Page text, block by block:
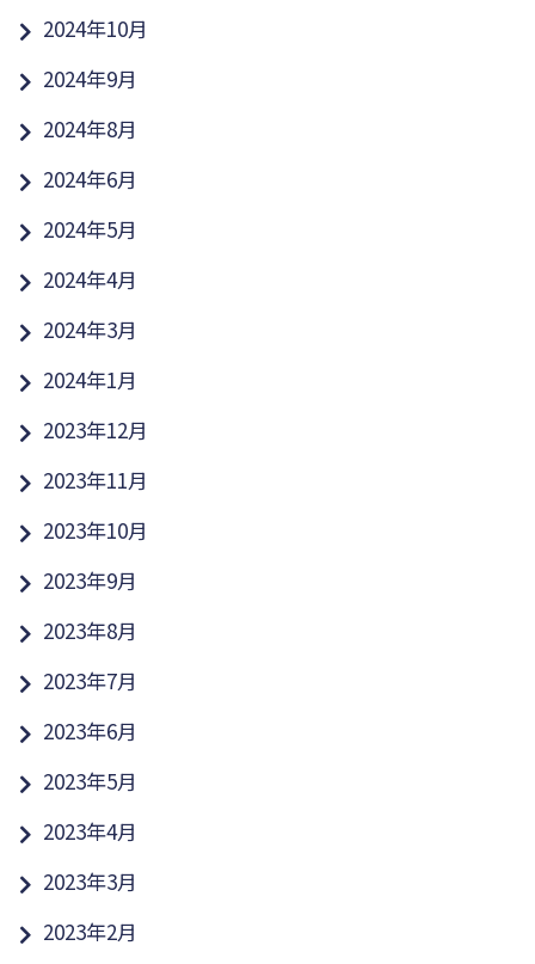
2024年10月
2024年9月
2024年8月
2024年6月
2024年5月
2024年4月
2024年3月
2024年1月
2023年12月
2023年11月
2023年10月
2023年9月
2023年8月
2023年7月
2023年6月
2023年5月
2023年4月
2023年3月
2023年2月